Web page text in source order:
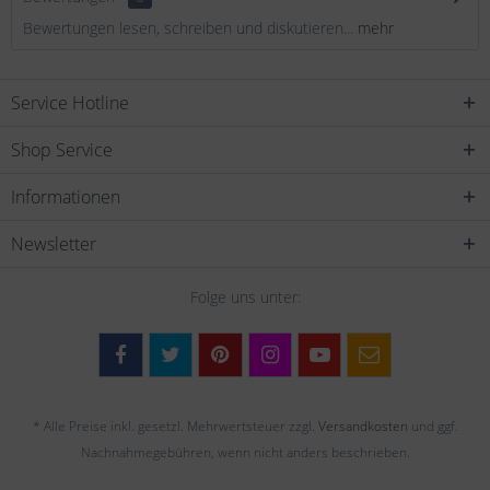
Bewertungen lesen, schreiben und diskutieren... mehr
Service Hotline
Shop Service
Informationen
Newsletter
Folge uns unter:
* Alle Preise inkl. gesetzl. Mehrwertsteuer zzgl. Versandkosten und ggf.
Nachnahmegebühren, wenn nicht anders beschrieben.